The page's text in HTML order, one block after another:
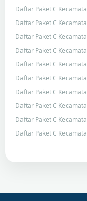
Daftar Paket C
Daftar Paket C
Daftar Paket C
Daftar Paket C
Daftar Paket C
Daftar Paket C
Daftar Paket C
Daftar Paket C
Daftar Paket C
Daftar Paket C